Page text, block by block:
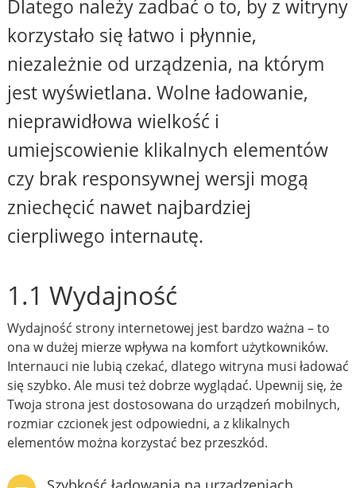
Dlatego należy zadbać o to, by z witryny
korzystało się łatwo i płynnie,
niezależnie od urządzenia, na którym
jest wyświetlana. Wolne ładowanie,
nieprawidłowa wielkość i
umiejscowienie klikalnych elementów
czy brak responsywnej wersji mogą
zniechęcić nawet najbardziej
cierpliwego internautę.
1.1 Wydajność
Wydajność strony internetowej jest bardzo ważna – to
ona w dużej mierze wpływa na komfort użytkowników.
Internauci nie lubią czekać, dlatego witryna musi ładować
się szybko. Ale musi też dobrze wyglądać. Upewnij się, że
Twoja strona jest dostosowana do urządzeń mobilnych,
rozmiar czcionek jest odpowiedni, a z klikalnych
elementów można korzystać bez przeszkód.